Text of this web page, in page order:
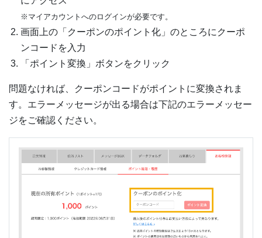
※マイアカウントへのログインが必要です。
画面上の「クーポンのポイント化」のところにクーポ
ンコードを入力
「ポイント変換」ボタンをクリック
問題なければ、クーポンコードがポイントに変換されま
す。エラーメッセージが出る場合は下記のエラーメッセー
ジをご確認ください。